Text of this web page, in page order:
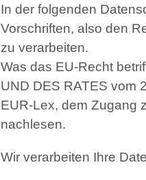
In der folgenden
Vorschriften, also den
zu verarbeiten.
Was das EU-Recht
UND DES RATES vom
EUR-Lex, dem Zugang
nachlesen.
Wir verarbeiten Ihre